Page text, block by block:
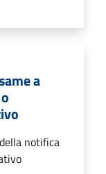
a
notifica